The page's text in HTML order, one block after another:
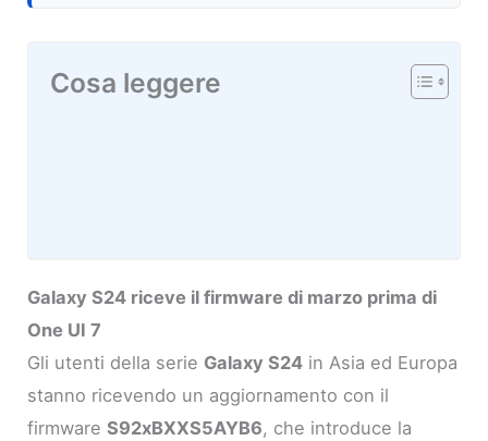
Cosa leggere
Galaxy S24 riceve il firmware di marzo prima di
One UI 7
Gli utenti della serie Galaxy S24 in Asia ed Europa
stanno ricevendo un aggiornamento con il
firmwareS92xBXXS5AYB6, che introduce la